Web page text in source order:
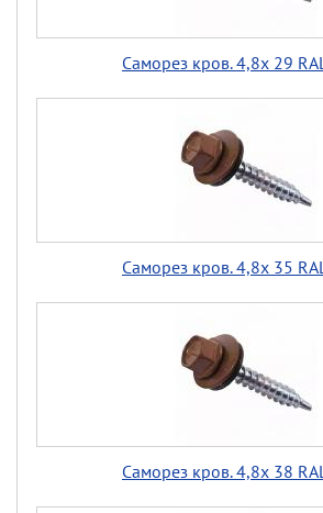
Саморез кров. 4,8х 29
Саморез кров. 4,8х 35
Саморез кров. 4,8х 38